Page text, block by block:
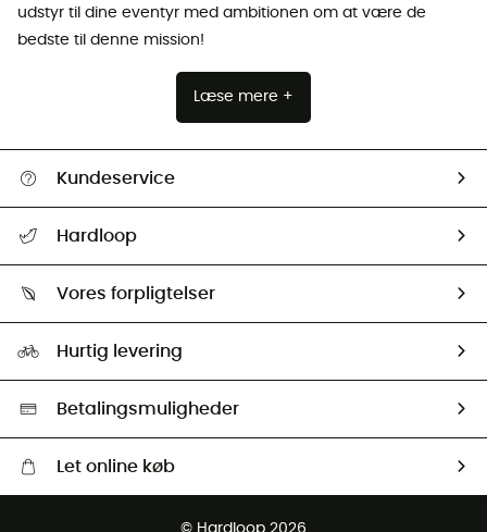
udstyr til dine eventyr med ambitionen om at være de
bedste til denne mission!
Læse mere +
Kundeservice
Returnering & Tilbagebetaling
Hardloop
Our ambassadors
Vores forpligtelser
Second hand
HardGreen Udvalg
Hurtig levering
Betalingsmuligheder
Let online køb